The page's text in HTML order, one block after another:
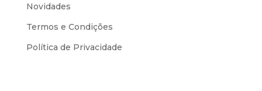
Novidades
Termos e Condições
Política de Privacidade